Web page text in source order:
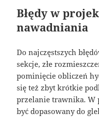
Błędy w
nawadniania
Do najczęstszych
sekcje, złe
pominięcie obliczeń
się też zbyt krótkie
przelanie trawnika. W
być dopasowany do